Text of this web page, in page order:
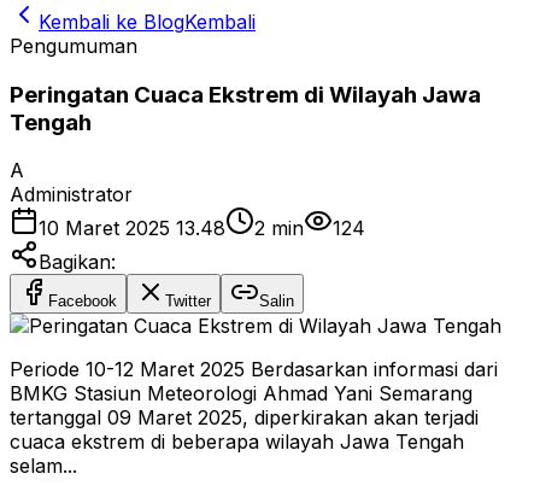
Kembali ke BlogKembali
Pengumuman
Peringatan Cuaca Ekstrem di Wilayah Jawa
Tengah
A
Administrator
10 Maret 2025 13.48
2 min
124
Bagikan:
Facebook Twitter Salin
Periode 10-12 Maret 2025 Berdasarkan informasi dari
BMKG Stasiun Meteorologi Ahmad Yani Semarang
tertanggal 09 Maret 2025, diperkirakan akan terjadi
cuaca ekstrem di beberapa wilayah Jawa Tengah
selam...